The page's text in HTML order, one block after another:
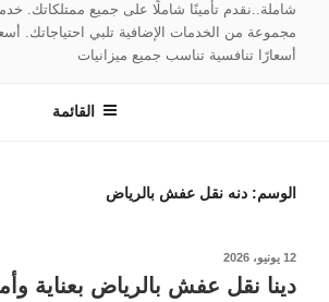
شاملة..نقدم تأمينًا شاملًا على جميع ممتلكاتك.
مجموعة من الخدمات الإضافية تلبي احتياجاتك.
أسعارًا تنافسية تناسب جميع ميزانيات
القائمة
الوسم: دنه نقل عفش بالرياض
نُشر
12 يونيو، 2026